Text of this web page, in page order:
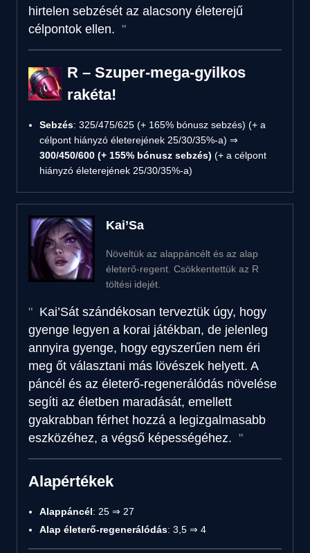
hirtelen sebzését az alacsony életerejű
célpontok ellen.
R – Szuper-mega-gyilkos
rakéta!
Sebzés: 325/475/625 (+ 165% bónusz sebzés) (+ a
célpont hiányzó életerejének 25/30/35%-a) ⇒
300/450/600 (+ 155% bónusz sebzés) (+ a célpont
hiányzó életerejének 25/30/35%-a)
Kai’Sa
Növeltük az alappáncélt és az alap
életerő-regent. Csökkentettük az R
töltési idejét.
Kai’Sát szándékosan terveztük úgy, hogy
gyenge legyen a korai játékban, de jelenleg
annyira gyenge, hogy egyszerűen nem éri
meg őt választani más lövészek helyett. A
páncél és az életerő-regenerálódás növelése
segíti az életben maradását, emellett
gyakrabban férhet hozzá a legizgalmasabb
eszközéhez, a végső képességéhez.
Alapértékek
Alappáncél: 25 ⇒ 27
Alap életerő-regenerálódás: 3,5 ⇒ 4